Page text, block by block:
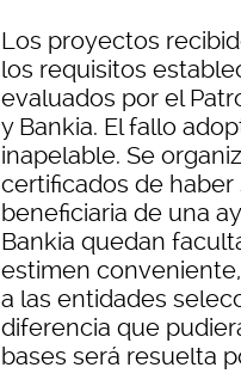
Los proyectos
los requisitos
evaluados por el
y Bankia. El fallo
inapelable. Se
certificados de
beneficiaria de una
Bankia quedan
estimen
a las entidades
diferencia que
bases será resuelta